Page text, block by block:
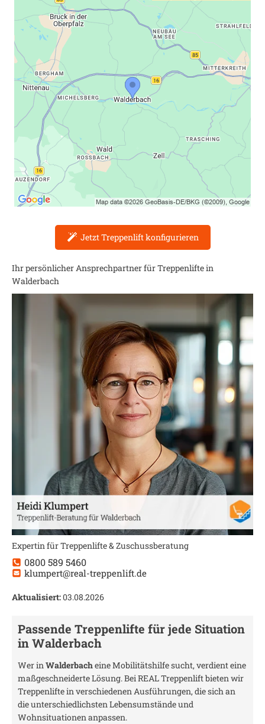
Jetzt Treppenlift konfigurieren
Ihr persönlicher Ansprechpartner für Treppenlifte in
Walderbach
Expertin für Treppenlifte & Zuschussberatung
0800 589 5460
klumpert@real-treppenlift.de
Aktualisiert:03.08.2026
Passende Treppenlifte für jede Situation
inWalderbach
Wer inWalderbacheine Mobilitätshilfe sucht, verdient eine
maßgeschneiderte Lösung. Bei REAL Treppenlift bieten wir
Treppenlifte in verschiedenen Ausführungen, die sich an
die unterschiedlichsten Lebensumstände und
Wohnsituationen anpassen.